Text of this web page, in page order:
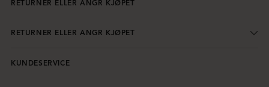
RETURNER ELLER ANGR KJØPET
RETURNER ELLER ANGR KJØPET
KUNDESERVICE